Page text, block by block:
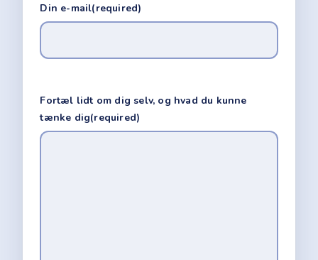
Din e-mail(required)
Fortæl lidt om dig selv, og hvad du kunne
tænke dig(required)